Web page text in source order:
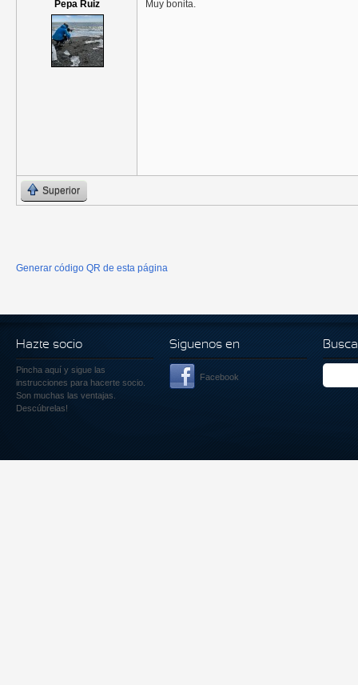
Pepa Ruiz Muy bonita.
Superior
Generar código QR de esta página
Hazte socio
Pincha aquí y sigue las
instrucciones para hacerte socio.
Son muchas las ventajas.
Descúbrelas!
Siguenos en
Facebook